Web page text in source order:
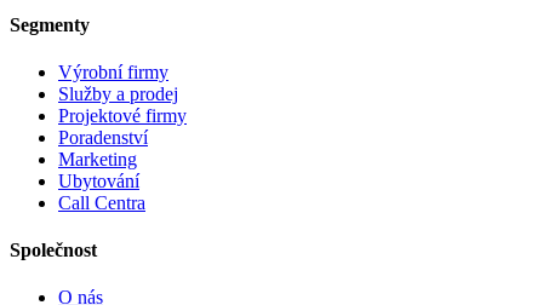
Segmenty
Výrobní firmy
Služby a prodej
Projektové firmy
Poradenství
Marketing
Ubytování
Call Centra
Společnost
O nás